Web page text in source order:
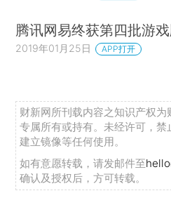
腾讯网易终获第四批游
2019年01月25日 APP打开
财新网所刊载内容之知识产权
专属所有或持有。未经许可，禁
建立镜像等任何使用。
如有意愿转载，请发邮件至
确认及授权后，方可转载。